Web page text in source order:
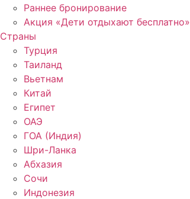
Раннее бронирование
Акция «Дети отдыхают бесплатно»
Страны
Турция
Таиланд
Вьетнам
Китай
Египет
ОАЭ
ГОА (Индия)
Шри-Ланка
Абхазия
Сочи
Индонезия